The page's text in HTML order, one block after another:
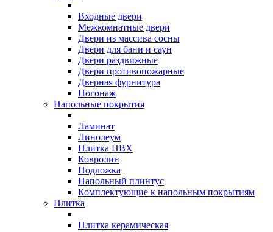
Входные двери
Межкомнатные двери
Двери из массива сосны
Двери для бани и саун
Двери раздвижные
Двери противопожарные
Дверная фурнитура
Погонаж
Напольные покрытия
Ламинат
Линолеум
Плитка ПВХ
Ковролин
Подложка
Напольный плинтус
Комплектующие к напольным покрытиям
Плитка
Плитка керамическая